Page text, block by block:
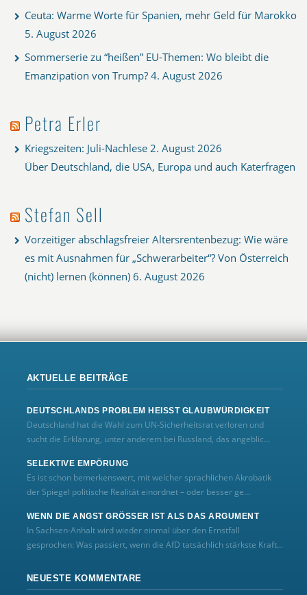
Ceuta: Warme Worte für Spanien, mehr Geld für Marokko
5. August 2026
Sommerserie zu “heißen” EU-Themen: Wo bleibt die
Emanzipation von Trump? 4. August 2026
Petra Erler
Kriegszeiten: Juli-Nachlese 2. August 2026
Über Deutschland, die USA, Europa und auch Katerfragen
Stefan Sell
Vorzeitiger abschlagsfreier Altersrentenbezug: Wie wäre
es mit Ausnahmen für „Schwerarbeiter“? Von Österreich
(nicht) lernen (können) 6. August 2026
AKTUELLE BEITRÄGE
DEUTSCHLANDS PROBLEM HEISST GLAUBWÜRDIGKEIT
Deutschland hat die Wahl zum UN‑Sicherheitsrat verloren und
sucht die Erklärung, unter anderem bei Russland, das angeblic...
SELEKTIVE EMPÖRUNG
Es ist schon bemerkenswert, mit welcher sprachlichen Akrobatik
der Spiegel politische Realität einordnet – oder besser ge...
WENN DIE ANGST GRÖSSER IST ALS DAS ARGUMENT
In Sachsen-Anhalt wird wieder einmal über den Ernstfall
gesprochen: Was passiert, wenn die AfD tatsächlich stärkste Kraft...
NEUESTE KOMMENTARE